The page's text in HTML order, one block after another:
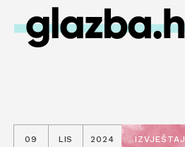
09 LIS 2024 IZVJEŠTAJ